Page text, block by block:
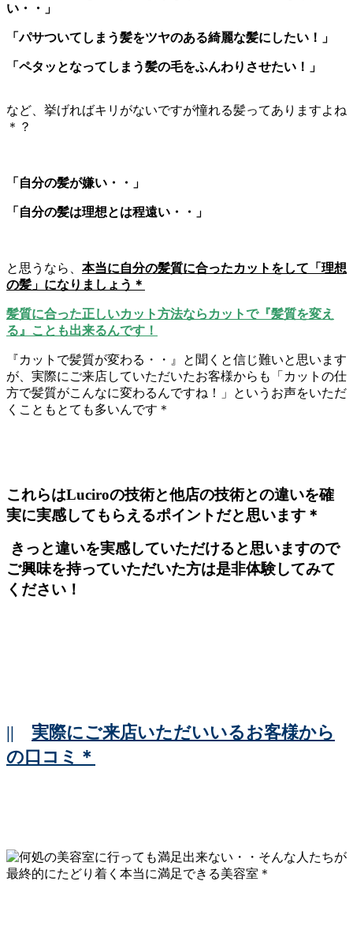
い・・」
「パサついてしまう髪をツヤのある綺麗な髪にしたい！」
「ペタッとなってしまう髪の毛をふんわりさせたい！」
など、挙げればキリがないですが憧れる髪ってありますよね
＊？
「自分の髪が嫌い・・」
「自分の髪は理想とは程遠い・・」
と思うなら、 本当に自分の髪質に合ったカットをして「理想
の髪」になりましょう＊
髪質に合った正しいカット方法ならカットで『髪質を変え
る』ことも出来るんです！
『カットで髪質が変わる・・』と聞くと信じ難いと思います
が、実際にご来店していただいたお客様からも「カットの仕
方で髪質がこんなに変わるんですね！」というお声をいただ
くこともとても多いんです＊
これらはLuciroの技術と他店の技術との違いを確
実に実感してもらえるポイントだと思います＊
きっと違いを実感していただけると思いますので
ご興味を持っていただいた方は是非体験してみて
ください！
|| 実際にご来店いただいいるお客様から
の口コミ＊